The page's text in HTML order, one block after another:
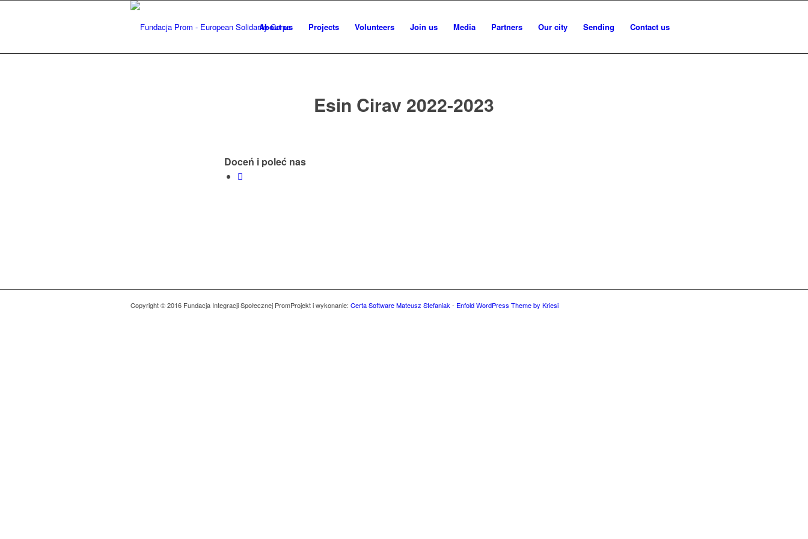
About us Projects Volunteers Join us Media Partners Our city Sending Contact us
Esin Cirav 2022-2023
Doceń i poleć nas
Copyright © 2016 Fundacja Integracji Społecznej PromProjekt i wykonanie: Certa Software Mateusz Stefaniak- Enfold WordPress Theme by Kriesi